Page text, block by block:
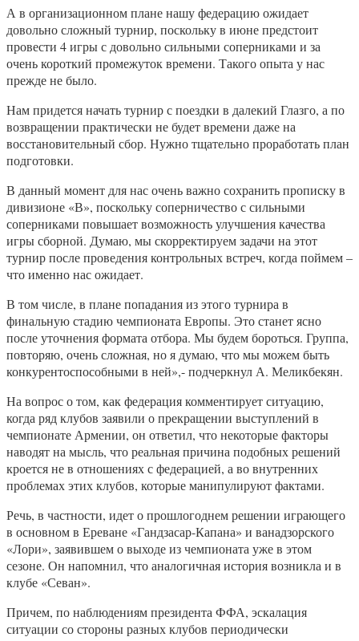
А в организационном плане нашу федерацию ожидает
довольно сложный турнир, поскольку в июне предстоит
провести 4 игры с довольно сильными соперниками и за
очень короткий промежуток времени. Такого опыта у нас
прежде не было.
Нам придется начать турнир с поездки в далекий Глазго, а по
возвращении практически не будет времени даже на
восстановительный сбор. Нужно тщательно проработать план
подготовки.
В данный момент для нас очень важно сохранить прописку в
дивизионе «В», поскольку соперничество с сильными
соперниками повышает возможность улучшения качества
игры сборной. Думаю, мы скорректируем задачи на этот
турнир после проведения контрольных встреч, когда поймем –
что именно нас ожидает.
В том числе, в плане попадания из этого турнира в
финальную стадию чемпионата Европы. Это станет ясно
после уточнения формата отбора. Мы будем бороться. Группа,
повторяю, очень сложная, но я думаю, что мы можем быть
конкурентоспособными в ней»,- подчеркнул А. Меликбекян.
На вопрос о том, как федерация комментирует ситуацию,
когда ряд клубов заявили о прекращении выступлений в
чемпионате Армении, он ответил, что некоторые факторы
наводят на мысль, что реальная причина подобных решений
кроется не в отношениях с федерацией, а во внутренних
проблемах этих клубов, которые манипулируют фактами.
Речь, в частности, идет о прошлогоднем решении играющего
в основном в Ереване «Гандзасар-Капана» и ванадзорского
«Лори», заявившем о выходе из чемпионата уже в этом
сезоне. Он напомнил, что аналогичная история возникла и в
клубе «Севан».
Причем, по наблюдениям президента ФФА, эскалация
ситуации со стороны разных клубов периодически